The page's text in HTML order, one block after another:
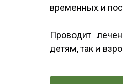
временных и
Проводит
детям, так и